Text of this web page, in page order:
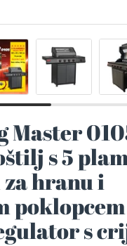
Master
s 5
hranu i
s